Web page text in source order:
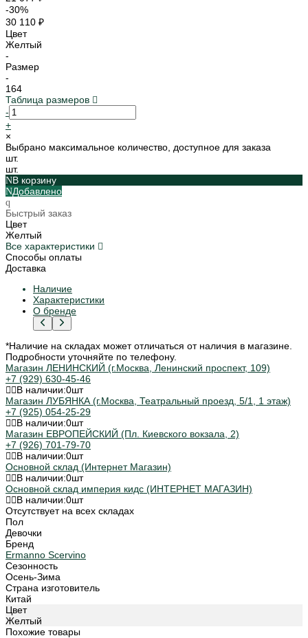
-30%
30 110 ₽
Цвет
Желтый
-
Размер
-
164
Таблица размеров
-
+
×
Выбрано максимальное количество, доступное для заказа
шт.
шт.
В корзину
Добавлено
Быстрый заказ
Цвет
Желтый
Все характеристики
Способы оплаты
Доставка
Наличие
Характеристики
О бренде
*Наличие на складах может отличаться от наличия в магазине.
Подробности уточняйте по телефону.
Магазин ЛЕНИНСКИЙ (г.Москва, Ленинский проспект, 109)
+7 (929) 630-45-46
В наличии:0шт
Магазин ЛУБЯНКА (г.Москва, Театральный проезд, 5/1, 1 этаж)
+7 (925) 054-25-29
В наличии:0шт
Магазин ЕВРОПЕЙСКИЙ (Пл. Киевского вокзала, 2)
+7 (926) 701-79-70
В наличии:0шт
Основной склад (Интернет Магазин)
В наличии:0шт
Основной склад империя кидс (ИНТЕРНЕТ МАГАЗИН)
В наличии:0шт
Отсутствует на всех складах
Пол
Девочки
Бренд
Ermanno Scervino
Сезонность
Осень-Зима
Страна изготовитель
Китай
Цвет
Желтый
Похожие товары